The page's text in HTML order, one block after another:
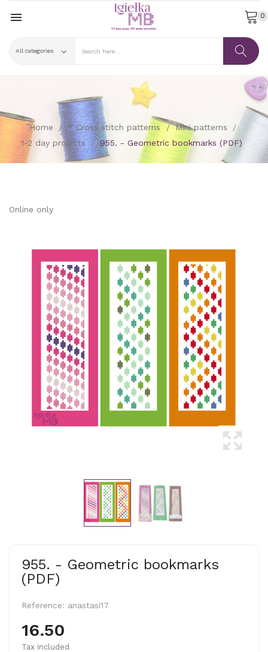
 0
Home * Cross stitch patterns
Mini patterns
1-2 day projects
955. - Geometric bookmarks (PDF)
Online only
955. - Geometric bookmarks
(PDF)
Reference: anastasi17
16.50
Tax included